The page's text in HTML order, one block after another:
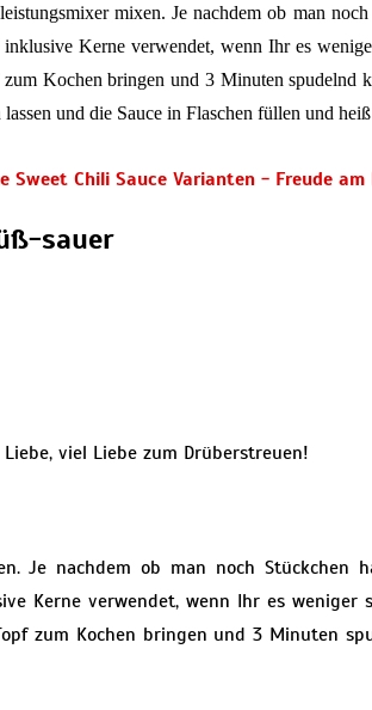
mixen. Je nachdem ob man
Kerne verwendet, wenn Ihr es
Kochen bringen und 3 Minuten spudelnd
und die Sauce in Flaschen füllen und
sauer
viel Liebe zum Drüberstreuen!
Je nachdem ob man noch Stückchen
Kerne verwendet, wenn Ihr es weniger
zum Kochen bringen und 3 Minuten